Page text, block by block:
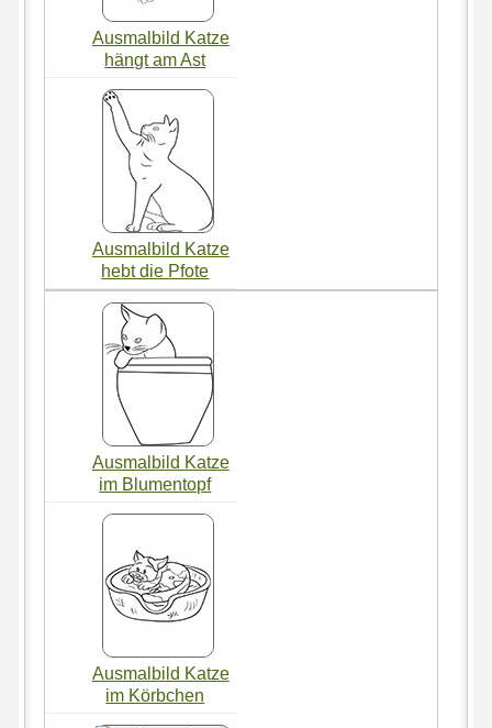
Ausmalbild Katze
hängt am Ast
Ausmalbild Katze
hebt die Pfote
Ausmalbild Katze
im Blumentopf
Ausmalbild Katze
im Körbchen